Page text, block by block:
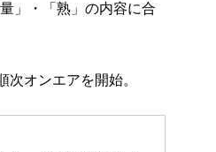
」・「熟」の内容に合
オンエアを開始。